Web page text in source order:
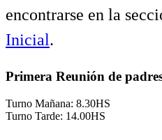
encontrarse en la
Inicial.
Primera Reunión de
Turno Mañana: 8.30HS
Turno Tarde: 14.00HS